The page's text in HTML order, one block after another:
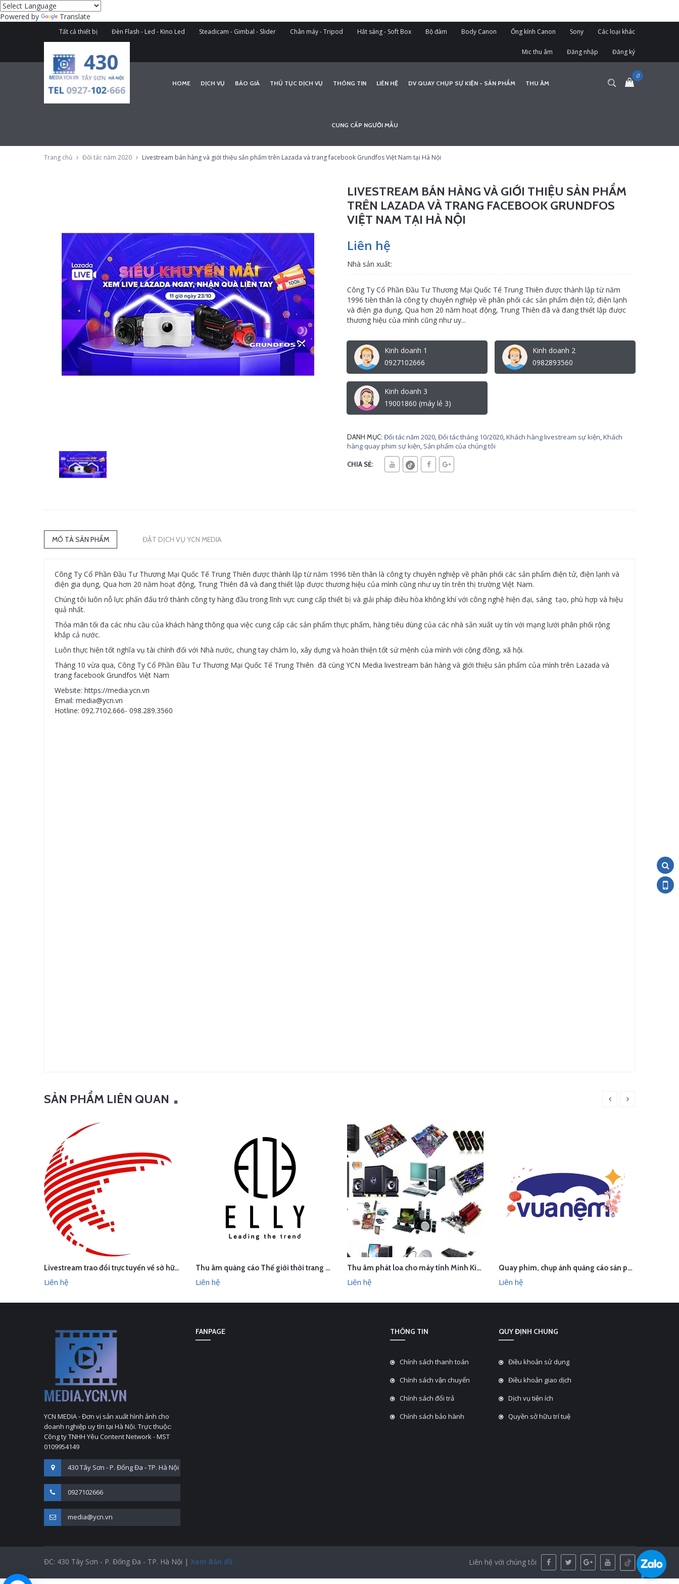
Powered by Translate
Tất cả thiết bị Đèn Flash - Led - Kino Led Steadicam - Gimbal - Slider Chân máy - Tripod Hắt sáng - Soft Box Bộ đàm Body Canon Ống kính Canon Sony Các loại khác
Mic thu âm Đăng nhập Đăng ký
HOME DỊCH VỤ BÁO GIÁ THỦ TỤC DỊCH VỤ THÔNG TIN LIÊN HỆ DV QUAY CHỤP SỰ KIỆN - SẢN PHẨM THU ÂM
CUNG CẤP NGƯỜI MẪU
Trang chủ Đối tác năm 2020 Livestream bán hàng và giới thiệu sản phẩm trên Lazada và trang facebook Grundfos Việt Nam tại Hà Nội
LIVESTREAM BÁN HÀNG VÀ GIỚI THIỆU SẢN PHẨM
TRÊN LAZADA VÀ TRANG FACEBOOK GRUNDFOS
VIỆT NAM TẠI HÀ NỘI
Liên hệ
Nhà sản xuất:
Công Ty Cổ Phần Đầu Tư Thương Mại Quốc Tế Trung Thiên được thành lập từ năm
1996 tiền thân là công ty chuyên nghiệp về phân phối các sản phẩm điện tử, điện lạnh
và điện gia dụng, Qua hơn 20 năm hoạt động, Trung Thiên đã và đang thiết lập được
thương hiệu của mình cũng như uy...
Kinh doanh 1
0927102666
Kinh doanh 2
0982893560
Kinh doanh 3
19001860 (máy lẻ 3)
DANH MỤC: Đối tác năm 2020,Đối tác tháng 10/2020,Khách hàng livestream sự kiện,Khách
hàng quay phim sự kiện, Sản phẩm của chúng tôi
CHIA SẺ:
MÔ TẢ SẢN PHẨM ĐẶT DỊCH VỤ YCN MEDIA
Công Ty Cổ Phần Đầu Tư Thương Mại Quốc Tế Trung Thiên được thành lập từ năm 1996 tiền thân là công ty chuyên nghiệp về phân phối các sản phẩm điện tử, điện lạnh và
điện gia dụng, Qua hơn 20 năm hoạt động, Trung Thiên đã và đang thiết lập được thương hiệu của mình cũng như uy tín trên thị trường Việt Nam.
Chúng tôi luôn nỗ lực phấn đấu trở thành công ty hàng đầu trong lĩnh vực cung cấp thiết bị và giải pháp điều hòa không khí với công nghệ hiện đại, sáng tạo, phù hợp và hiệu
quả nhất.
Thỏa mãn tối đa các nhu cầu của khách hàng thông qua việc cung cấp các sản phẩm thực phẩm, hàng tiêu dùng của các nhà sản xuất uy tín với mạng lưới phân phối rộng
khắp cả nước.
Luôn thực hiện tốt nghĩa vụ tài chính đối với Nhà nước, chung tay chăm lo, xây dựng và hoàn thiện tốt sứ mệnh của mình với cộng đồng, xã hội.
Tháng 10 vừa qua, Công Ty Cổ Phần Đầu Tư Thương Mại Quốc Tế Trung Thiên đã cùng YCN Media livestream bán hàng và giới thiệu sản phẩm của mình trên Lazada và
trang facebook Grundfos Việt Nam
Website: https://media.ycn.vn
Email: media@ycn.vn
Hotline: 092.7102.666- 098.289.3560
SẢN PHẨM LIÊN QUAN
LIÊN HỆ XEM NHANH
Livestream trao đổi trực tuyến về sở hữu trí tuệ trong hiệp định EVFTA
Liên hệ
LIÊN HỆ XEM NHANH
Thu âm quảng cáo Thế giới thời trang phụ kiện cao cấp ELLY, Sơn Tây, Hà Nội
Liên hệ
LIÊN HỆ XEM NHANH
Thu âm phát loa cho máy tính Minh Kiên - Phúc Thọ, Hà Nội
Liên hệ
LIÊN HỆ XEM NHANH
Quay phim, chụp ảnh quảng cáo sản phẩm Vua Nệm - Hà Nội
Liên hệ
YCN MEDIA - Đơn vị sản xuất hình ảnh cho
doanh nghiệp uy tín tại Hà Nội. Trực thuộc:
Công ty TNHH Yêu Content Network - MST
0109954149
430 Tây Sơn - P. Đống Đa - TP. Hà Nội
0927102666
media@ycn.vn
FANPAGE THÔNG TIN
Chính sách thanh toán
Chính sách vận chuyển
Chính sách đổi trả
Chính sách bảo hành
QUY ĐỊNH CHUNG
Điều khoản sử dụng
Điều khoản giao dịch
Dịch vụ tiện ích
Quyền sở hữu trí tuệ
ĐC: 430 Tây Sơn - P. Đống Đa - TP. Hà Nội | Xem Bản đồ Liên hệ với chúng tôi